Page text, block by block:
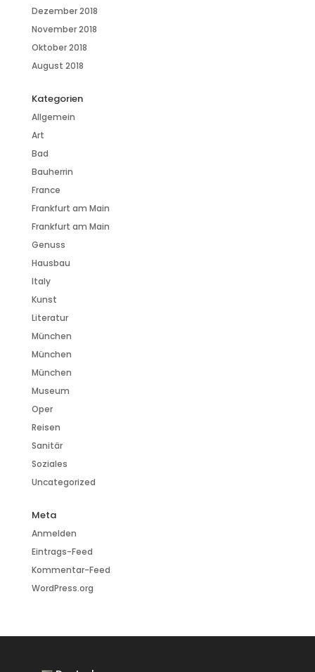
Dezember 2018
November 2018
Oktober 2018
August 2018
Kategorien
Allgemein
Art
Bad
Bauherrin
France
Frankfurt am Main
Frankfurt am Main
Genuss
Hausbau
Italy
Kunst
Literatur
München
München
München
Museum
Oper
Reisen
Sanitär
Soziales
Uncategorized
Meta
Anmelden
Eintrags-Feed
Kommentar-Feed
WordPress.org